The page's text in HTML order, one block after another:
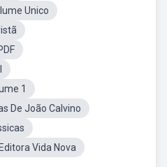
Unico
1
De João Calvino
Vida Nova